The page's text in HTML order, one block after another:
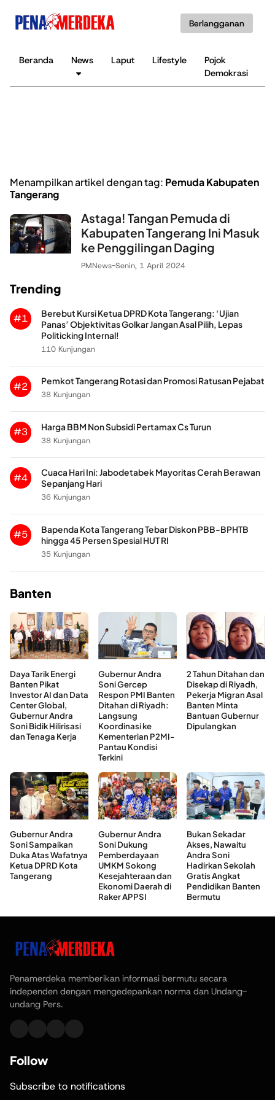
Berlangganan
Beranda News Laput Lifestyle
Pojok
Demokrasi
Menampilkan artikel dengan tag: Pemuda Kabupaten
Tangerang
Astaga! Tangan Pemuda di
Kabupaten Tangerang Ini Masuk
ke Penggilingan Daging
PMNews-Senin, 1 April 2024
Trending
#1
Berebut Kursi Ketua DPRD Kota Tangerang: ‘Ujian
Panas’ Objektivitas Golkar Jangan Asal Pilih, Lepas
Politicking Internal!
110 Kunjungan
#2
Pemkot Tangerang Rotasi dan Promosi Ratusan Pejabat
38 Kunjungan
#3
Harga BBM Non Subsidi Pertamax Cs Turun
38 Kunjungan
#4
Cuaca Hari Ini: Jabodetabek Mayoritas Cerah Berawan
Sepanjang Hari
36 Kunjungan
#5
Bapenda Kota Tangerang Tebar Diskon PBB-BPHTB
hingga 45 Persen Spesial HUT RI
35 Kunjungan
Banten
Daya Tarik Energi
Banten Pikat
Investor AI dan Data
Center Global,
Gubernur Andra
Soni Bidik Hilirisasi
dan Tenaga Kerja
Gubernur Andra
Soni Gercep
Respon PMI Banten
Ditahan di Riyadh:
Langsung
Koordinasi ke
Kementerian P2MI-
Pantau Kondisi
Terkini
2 Tahun Ditahan dan
Disekap di Riyadh,
Pekerja Migran Asal
Banten Minta
Bantuan Gubernur
Dipulangkan
Gubernur Andra
Soni Sampaikan
Duka Atas Wafatnya
Ketua DPRD Kota
Tangerang
Gubernur Andra
Soni Dukung
Pemberdayaan
UMKM Sokong
Kesejahteraan dan
Ekonomi Daerah di
Raker APPSI
Bukan Sekadar
Akses, Nawaitu
Andra Soni
Hadirkan Sekolah
Gratis Angkat
Pendidikan Banten
Bermutu
Penamerdeka memberikan informasi bermutu secara
independen dengan mengedepankan norma dan Undang-
undang Pers.
Follow
Subscribe to notifications